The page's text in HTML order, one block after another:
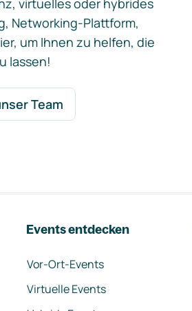
virtuelles oder hybrides
Networking-Plattform,
um Ihnen zu helfen, die
lassen!
Team
Events entdecken
Vor-Ort-Events
Virtuelle Events